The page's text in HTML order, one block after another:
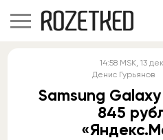
14:58 MSK, 13
Денис Гурьянов
Samsung
845